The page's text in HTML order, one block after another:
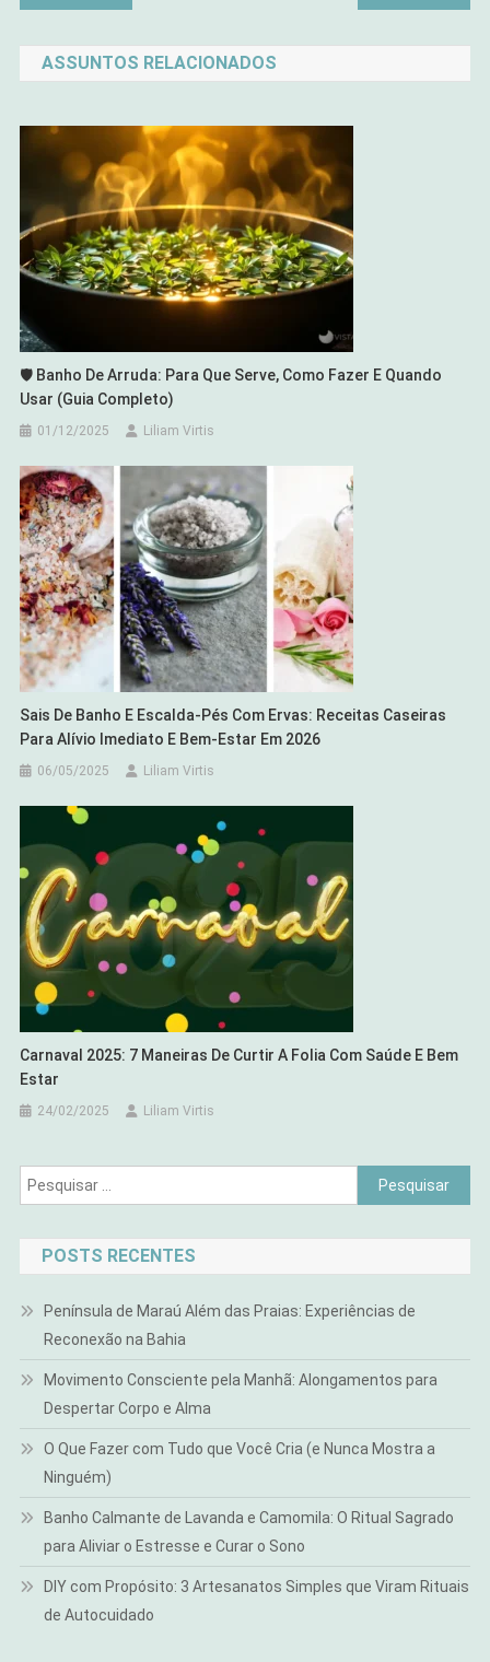
de
Post
ASSUNTOS RELACIONADOS
🛡️ Banho De Arruda: Para Que Serve, Como Fazer E Quando
Usar (Guia Completo)
01/12/2025 Liliam Virtis
Sais De Banho E Escalda-Pés Com Ervas: Receitas Caseiras
Para Alívio Imediato E Bem-Estar Em 2026
06/05/2025 Liliam Virtis
Carnaval 2025: 7 Maneiras De Curtir A Folia Com Saúde E Bem
Estar
24/02/2025 Liliam Virtis
Pesquisar
por:
POSTS RECENTES
Península de Maraú Além das Praias: Experiências de
Reconexão na Bahia
Movimento Consciente pela Manhã: Alongamentos para
Despertar Corpo e Alma
O Que Fazer com Tudo que Você Cria (e Nunca Mostra a
Ninguém)
Banho Calmante de Lavanda e Camomila: O Ritual Sagrado
para Aliviar o Estresse e Curar o Sono
DIY com Propósito: 3 Artesanatos Simples que Viram Rituais
de Autocuidado